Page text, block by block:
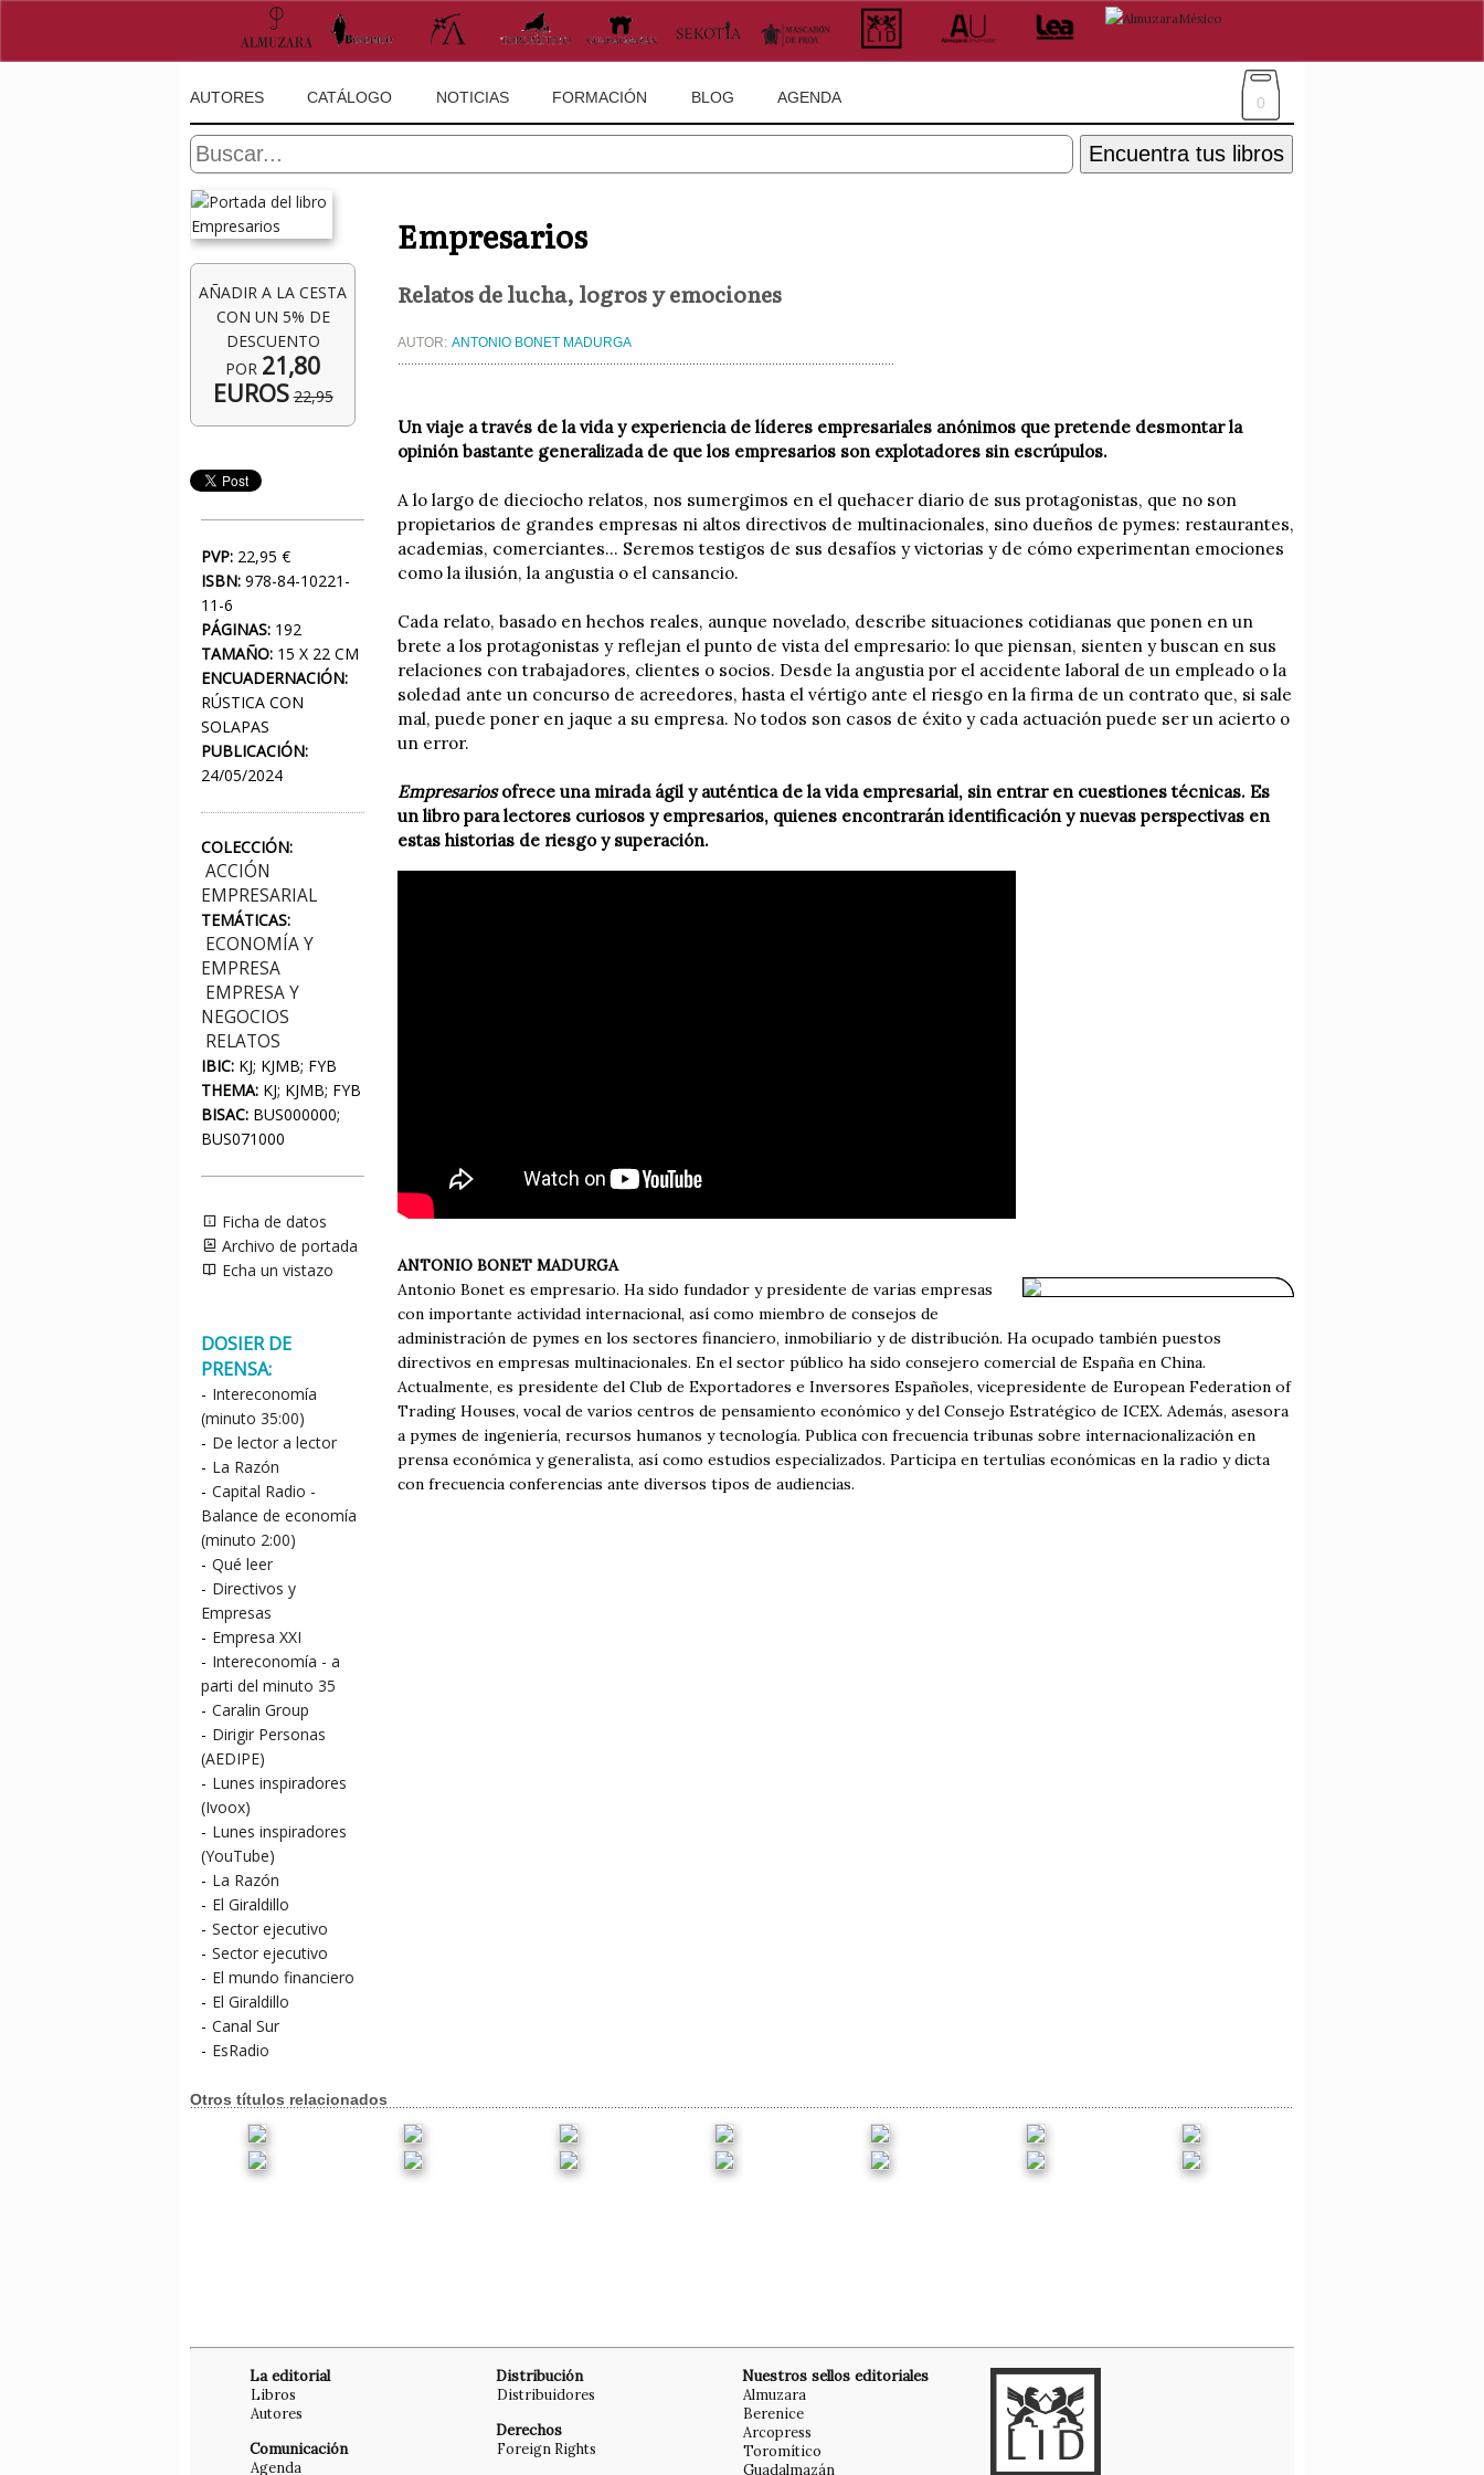
AUTORES CATÁLOGO NOTICIAS FORMACIÓN BLOG AGENDA 0
Encuentra tus libros
AÑADIR A LA CESTA
CON UN 5% DE
DESCUENTO
POR 21,80
EUROS 22,95
PVP: 22,95 €
ISBN: 978-84-10221-
11-6
PÁGINAS: 192
TAMAÑO: 15 X 22 CM
ENCUADERNACIÓN:
RÚSTICA CON
SOLAPAS
PUBLICACIÓN:
24/05/2024
COLECCIÓN:
ACCIÓN
EMPRESARIAL
TEMÁTICAS:
ECONOMÍA Y
EMPRESA
EMPRESA Y
NEGOCIOS
RELATOS
IBIC: KJ; KJMB; FYB
THEMA: KJ; KJMB; FYB
BISAC: BUS000000;
BUS071000
Ficha de datos
Archivo de portada
Echa un vistazo
DOSIER DE
PRENSA:
- Intereconomía
(minuto 35:00)
- De lector a lector
- La Razón
- Capital Radio -
Balance de economía
(minuto 2:00)
- Qué leer
- Directivos y
Empresas
- Empresa XXI
- Intereconomía - a
parti del minuto 35
- Caralin Group
- Dirigir Personas
(AEDIPE)
- Lunes inspiradores
(Ivoox)
- Lunes inspiradores
(YouTube)
- La Razón
- El Giraldillo
- Sector ejecutivo
- Sector ejecutivo
- El mundo financiero
- El Giraldillo
- Canal Sur
- EsRadio
Empresarios
Relatos de lucha, logros y emociones
AUTOR: ANTONIO BONET MADURGA
Un viaje a través de la vida y experiencia de líderes empresariales anónimos que pretende desmontar la
opinión bastante generalizada de que los empresarios son explotadores sin escrúpulos.
A lo largo de dieciocho relatos, nos sumergimos en el quehacer diario de sus protagonistas, que no son
propietarios de grandes empresas ni altos directivos de multinacionales, sino dueños de pymes: restaurantes,
academias, comerciantes... Seremos testigos de sus desafíos y victorias y de cómo experimentan emociones
como la ilusión, la angustia o el cansancio.
Cada relato, basado en hechos reales, aunque novelado, describe situaciones cotidianas que ponen en un
brete a los protagonistas y reflejan el punto de vista del empresario: lo que piensan, sienten y buscan en sus
relaciones con trabajadores, clientes o socios. Desde la angustia por el accidente laboral de un empleado o la
soledad ante un concurso de acreedores, hasta el vértigo ante el riesgo en la firma de un contrato que, si sale
mal, puede poner en jaque a su empresa. No todos son casos de éxito y cada actuación puede ser un acierto o
un error.
Empresariosofrece una mirada ágil y auténtica de la vida empresarial, sin entrar en cuestiones técnicas. Es
un libro para lectores curiosos y empresarios, quienes encontrarán identificación y nuevas perspectivas en
estas historias de riesgo y superación.
ANTONIO BONET MADURGA
Antonio Bonet es empresario. Ha sido fundador y presidente de varias empresas
con importante actividad internacional, así como miembro de consejos de
administración de pymes en los sectores financiero, inmobiliario y de distribución. Ha ocupado también puestos
directivos en empresas multinacionales. En el sector público ha sido consejero comercial de España en China.
Actualmente, es presidente del Club de Exportadores e Inversores Españoles, vicepresidente de European Federation of
Trading Houses, vocal de varios centros de pensamiento económico y del Consejo Estratégico de ICEX. Además, asesora
a pymes de ingeniería, recursos humanos y tecnología. Publica con frecuencia tribunas sobre internacionalización en
prensa económica y generalista, así como estudios especializados. Participa en tertulias económicas en la radio y dicta
con frecuencia conferencias ante diversos tipos de audiencias.
Otros títulos relacionados
La editorial
Libros
Autores
Comunicación
Agenda
Distribución
Distribuidores
Derechos
Foreign Rights
Nuestros sellos editoriales
Almuzara
Berenice
Arcopress
Toromítico
Guadalmazán